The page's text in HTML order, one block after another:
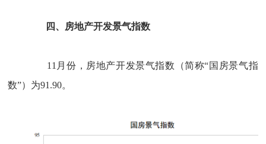
四、房地产开发景气指数
11 月份，房地产开发景气指数（简称“国房景气指
数”）为91.90。